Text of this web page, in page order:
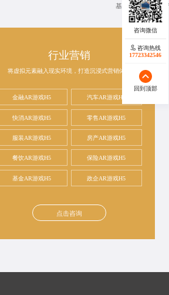
基于行业、场景
行业营销
将虚拟元素融入现实环境，打造沉浸式营销体验
金融AR游戏H5 汽车AR游戏H5
快消AR游戏H5 零售AR游戏H5
服装AR游戏H5 房产AR游戏H5
餐饮AR游戏H5 保险AR游戏H5
基金AR游戏H5 政企AR游戏H5
点击咨询
咨询热线
17723342546
回到顶部